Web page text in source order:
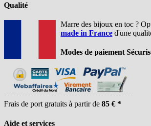
Qualité
Marre des bijoux en toc ?
made in France d'une
Modes de paiement
Frais de port gratuits à partir de 85 € *
Aide et services